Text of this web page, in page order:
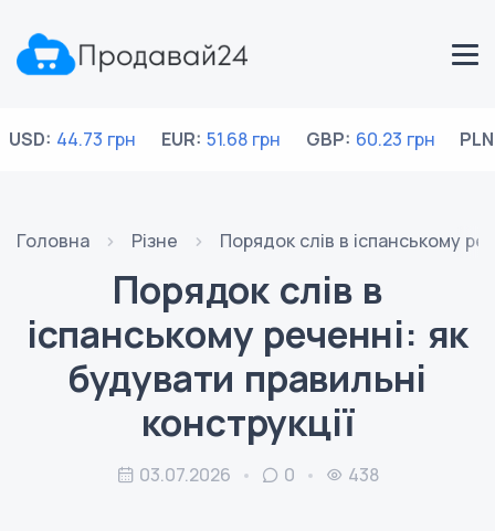
USD: 44.73 грн EUR: 51.68 грн GBP: 60.23 грн
Головна Різне Порядок слів в іспанському
Порядок слів в
іспанському реченні: як
будувати правильні
конструкції
03.07.2026 0 438